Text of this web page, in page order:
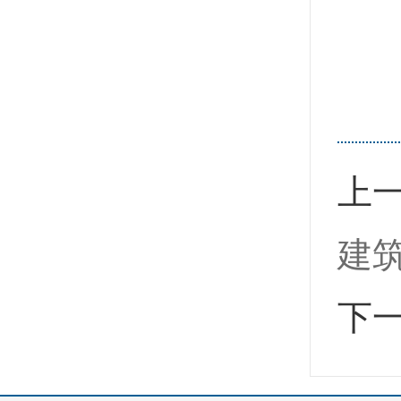
上
建
下